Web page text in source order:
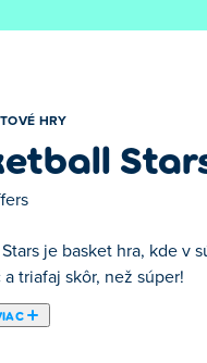
HRY
je basket hra, kde v
triafaj skôr, než súper!
je jednou z našich